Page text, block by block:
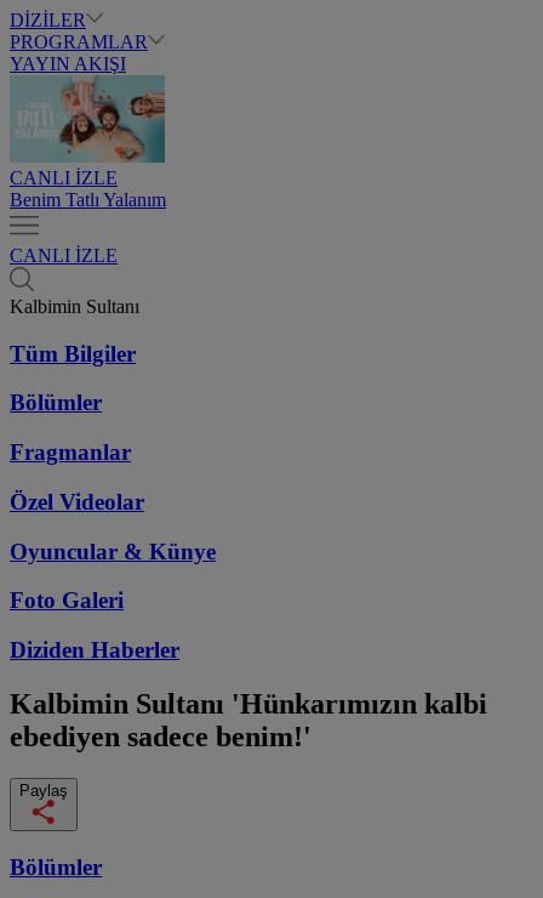
DİZİLER
PROGRAMLAR
YAYIN AKIŞI
CANLI İZLE
Benim Tatlı Yalanım
CANLI İZLE
Kalbimin Sultanı
Tüm Bilgiler
Bölümler
Fragmanlar
Özel Videolar
Oyuncular & Künye
Foto Galeri
Diziden Haberler
Kalbimin Sultanı 'Hünkarımızın kalbi
ebediyen sadece benim!'
Paylaş
Bölümler